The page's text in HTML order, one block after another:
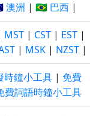
澳洲 | 🇧🇷 巴西 |
MST | CST | EST |
| MSK | NZST |
時鐘小工具 | 免費
費詞語時鐘小工具